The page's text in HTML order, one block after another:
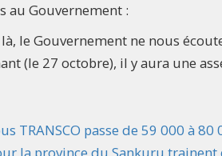
au Gouvernement :
le Gouvernement ne nous
(le 27 octobre), il y aura une
TRANSCO passe de 59 000 à